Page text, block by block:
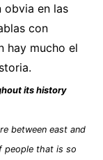
obvia en las
con
hay mucho el
its history
between east and
people that is so